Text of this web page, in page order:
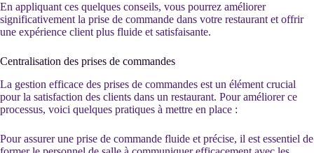
En appliquant ces quelques conseils, vous pourrez améliorer
significativement la prise de commande dans votre restaurant et offrir
une expérience client plus fluide et satisfaisante.
Centralisation des prises de commandes
La gestion efficace des prises de commandes est un élément crucial
pour la satisfaction des clients dans un restaurant. Pour améliorer ce
processus, voici quelques pratiques à mettre en place :
Pour assurer une prise de commande fluide et précise, il est essentiel de